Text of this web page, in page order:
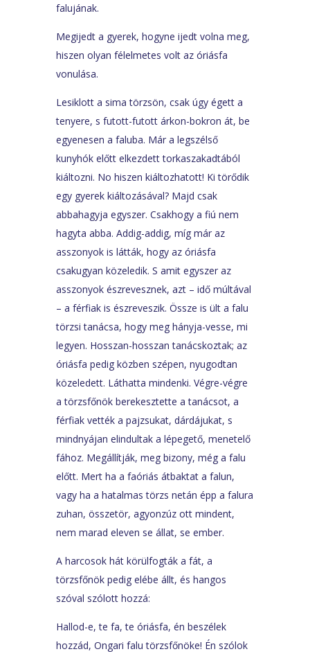
falujának.
Megijedt a gyerek, hogyne ijedt volna meg,
hiszen olyan félelmetes volt az óriásfa
vonulása.
Lesiklott a sima törzsön, csak úgy égett a
tenyere, s futott-futott árkon-bokron át, be
egyenesen a faluba. Már a legszélső
kunyhók előtt elkezdett torkaszakadtából
kiáltozni. No hiszen kiáltozhatott! Ki törődik
egy gyerek kiáltozásával? Majd csak
abbahagyja egyszer. Csakhogy a fiú nem
hagyta abba. Addig-addig, míg már az
asszonyok is látták, hogy az óriásfa
csakugyan közeledik. S amit egyszer az
asszonyok észrevesznek, azt – idő múltával
– a férfiak is észreveszik. Össze is ült a falu
törzsi tanácsa, hogy meg hányja-vesse, mi
legyen. Hosszan-hosszan tanácskoztak; az
óriásfa pedig közben szépen, nyugodtan
közeledett. Láthatta mindenki. Végre-végre
a törzsfőnök berekesztette a tanácsot, a
férfiak vették a pajzsukat, dárdájukat, s
mindnyájan elindultak a lépegető, menetelő
fához. Megállítják, meg bizony, még a falu
előtt. Mert ha a faóriás átbaktat a falun,
vagy ha a hatalmas törzs netán épp a falura
zuhan, összetör, agyonzúz ott mindent,
nem marad eleven se állat, se ember.
A harcosok hát körülfogták a fát, a
törzsfőnök pedig elébe állt, és hangos
szóval szólott hozzá:
Hallod-e, te fa, te óriásfa, én beszélek
hozzád, Ongari falu törzsfőnöke! Én szólok